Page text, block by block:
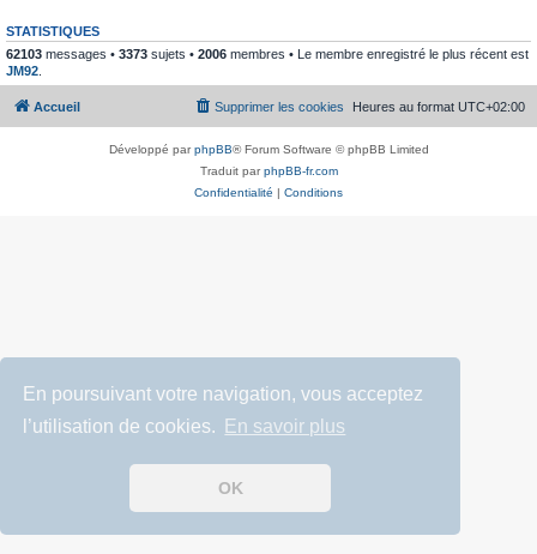
En poursuivant votre navigation, vous acceptez
l’utilisation de cookies.
En savoir plus
OK
STATISTIQUES
62103 messages • 3373 sujets • 2006 membres • Le membre enregistré le plus récent est
JM92
Accueil Heures au format UTC+02:00
Supprimer les cookies
Développé parphpBB® Forum Software © phpBB Limited
Traduit parphpBB-fr.com
Confidentialité | Conditions